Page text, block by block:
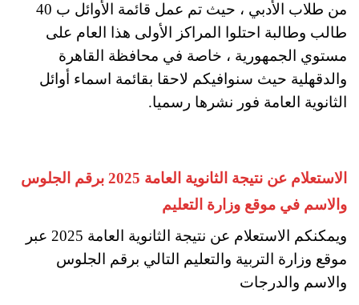
من طلاب الأدبي ، حيث تم عمل قائمة الأوائل ب 40
طالب وطالبة احتلوا المراكز الأولى هذا العام على
مستوي الجمهورية ، خاصة في محافظة القاهرة
والدقهلية حيث سنوافيكم لاحقا بقائمة اسماء أوائل
الثانوية العامة فور نشرها رسميا.
الاستعلام عن نتيجة الثانوية العامة 2025 برقم الجلوس
والاسم في موقع وزارة التعليم
ويمكنكم الاستعلام عن نتيجة الثانوية العامة 2025 عبر
موقع وزارة التربية والتعليم التالي برقم الجلوس
والاسم والدرجات